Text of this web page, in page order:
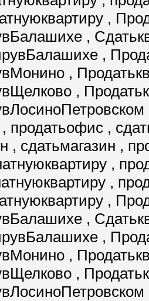
,
,
,
,
,
, продатьофис ,
, сдатьмагазин ,
,
,
,
,
,
,
,